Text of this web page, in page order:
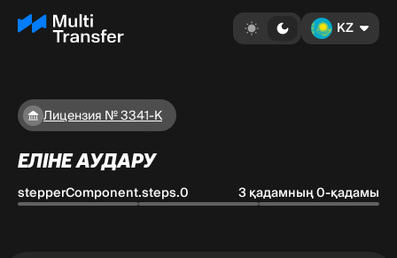
KZ
Лицензия № 3341-К
ЕЛІНЕ АУДАРУ
stepperComponent.steps.0 3 қадамның 0-қадамы